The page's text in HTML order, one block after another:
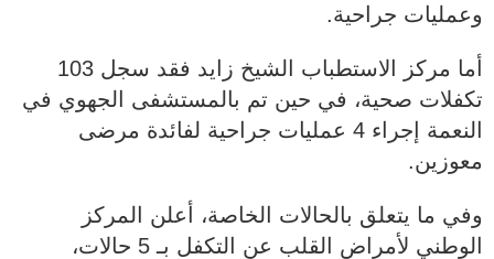
وعمليات جراحية.
أما مركز الاستطباب الشيخ زايد فقد سجل 103
تكفلات صحية، في حين تم بالمستشفى الجهوي في
النعمة إجراء 4 عمليات جراحية لفائدة مرضى
معوزين.
وفي ما يتعلق بالحالات الخاصة، أعلن المركز
الوطني لأمراض القلب عن التكفل بـ 5 حالات،